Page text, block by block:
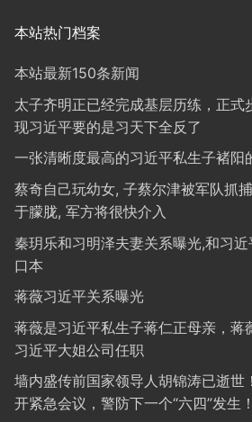
本站热门档案
本站最新150条新闻
太子齐明正已经完成基层历练，正式
现习近平要的是习天下全反了
一张清晰度最高的习近平私生子褚阳
蔡奇自己玩幼女, 子蔡尔津被军队抓
于朦胧, 军方将很快介入
秦玥乐和习明泽夫妻关系曝光,和习
口本
蒋薇习近平关系曝光
蒋薇是习近平私生子蒋仁正母亲，蒋
习近平大姐公司任职
墙内盛传前国家领导人胡锦涛已逝世
开紧急会议，警防下一个“六四”发生！